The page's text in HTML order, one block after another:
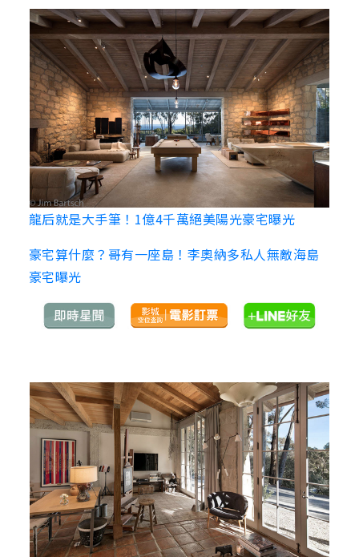
龍后就是大手筆！1億4千萬絕美陽光豪宅曝光
豪宅算什麼？哥有一座島！李奧納多私人無敵海島
豪宅曝光